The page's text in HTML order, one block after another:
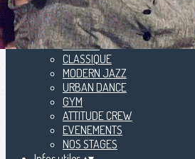
ECOLE▴▾
ACCEUIL
CLASSIQUE
MODERN JAZZ
URBAN DANCE
GYM
ATTITUDE CREW
EVENEMENTS
NOS STAGES